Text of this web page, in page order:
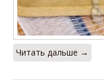
Читать дальше →